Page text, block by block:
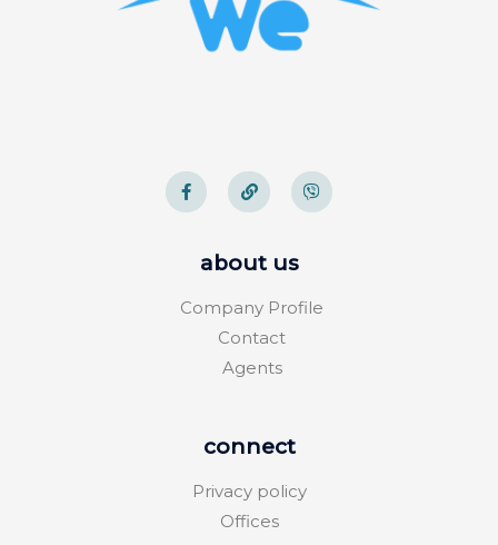
about us
Company Profile
Contact
Agents
connect
Privacy policy
Offices